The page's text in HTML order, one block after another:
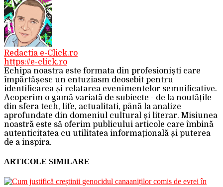
Redactia e-Click.ro
https://e-click.ro
Echipa noastra este formata din profesioniști care
împărtășesc un entuziasm deosebit pentru
identificarea și relatarea evenimentelor semnificative.
Acoperim o gamă variată de subiecte - de la noutățile
din sfera tech, life, actualitati, până la analize
aprofundate din domeniul cultural și literar. Misiunea
noastră este să oferim publicului articole care îmbină
autenticitatea cu utilitatea informațională și puterea
de a inspira.
ARTICOLE SIMILARE